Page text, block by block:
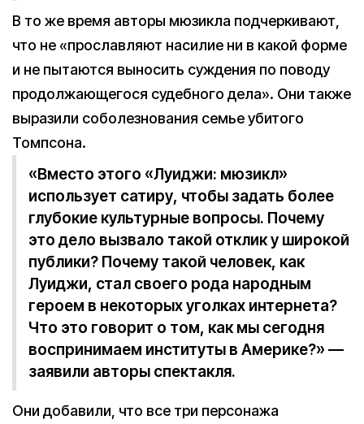
В то же время авторы мюзикла подчеркивают,
что не «прославляют насилие ни в какой форме
и не пытаются выносить суждения по поводу
продолжающегося судебного дела». Они также
выразили соболезнования семье убитого
Томпсона.
«Вместо этого «Луиджи: мюзикл»
использует сатиру, чтобы задать более
глубокие культурные вопросы. Почему
это дело вызвало такой отклик у широкой
публики? Почему такой человек, как
Луиджи, стал своего рода народным
героем в некоторых уголках интернета?
Что это говорит о том, как мы сегодня
воспринимаем институты в Америке?» —
заявили авторы спектакля.
Они добавили, что все три персонажа